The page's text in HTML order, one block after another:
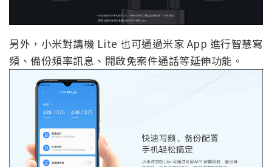
另外，小米對講機 Lite 也可通過米家 App 進行智慧寫
頻、備份頻率訊息、開啟免案件通話等延伸功能。